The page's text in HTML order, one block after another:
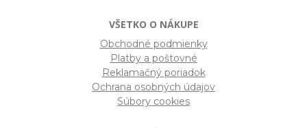
VŠETKO O NÁKUPE
Obchodné podmienky
Platby a poštovné
Reklamačný poriadok
Ochrana osobných údajov
Súbory cookies